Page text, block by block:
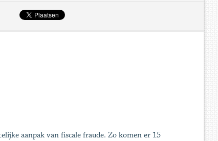
aanpak van fiscale fraude. Zo komen er 15